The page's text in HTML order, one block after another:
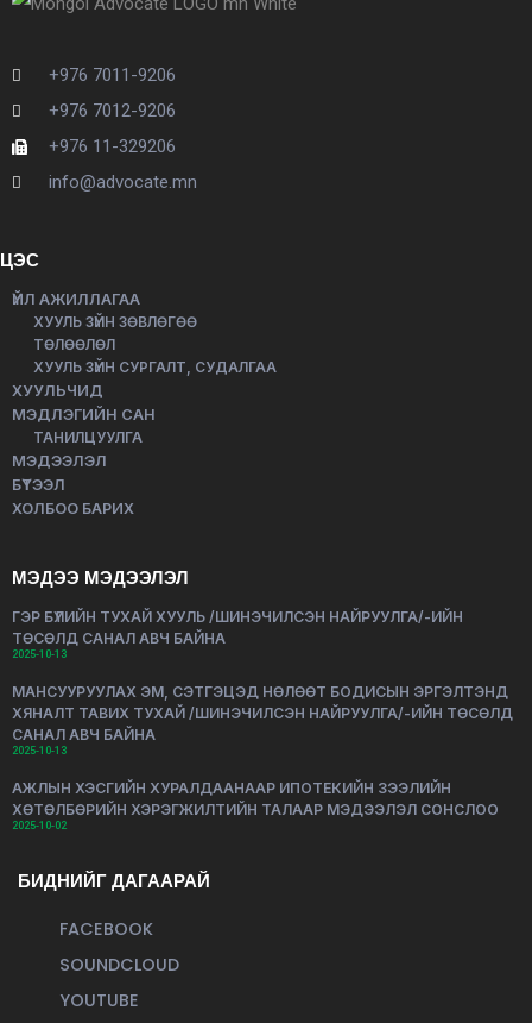
+976 7011-9206
+976 7012-9206
+976 11-329206
info@advocate.mn
ЦЭС
ҮЙЛ АЖИЛЛАГАА
ХУУЛЬ ЗҮЙН ЗӨВЛӨГӨӨ
ТӨЛӨӨЛӨЛ
ХУУЛЬ ЗҮЙН СУРГАЛТ, СУДАЛГАА
ХУУЛЬЧИД
МЭДЛЭГИЙН САН
ТАНИЛЦУУЛГА
МЭДЭЭЛЭЛ
БҮТЭЭЛ
ХОЛБОО БАРИХ
МЭДЭЭ МЭДЭЭЛЭЛ
ГЭР БҮЛИЙН ТУХАЙ ХУУЛЬ /ШИНЭЧИЛСЭН НАЙРУУЛГА/-ИЙН
ТӨСӨЛД САНАЛ АВЧ БАЙНА
2025-10-13
МАНСУУРУУЛАХ ЭМ, СЭТГЭЦЭД НӨЛӨӨТ БОДИСЫН ЭРГЭЛТЭНД
ХЯНАЛТ ТАВИХ ТУХАЙ /ШИНЭЧИЛСЭН НАЙРУУЛГА/-ИЙН ТӨСӨЛД
САНАЛ АВЧ БАЙНА
2025-10-13
АЖЛЫН ХЭСГИЙН ХУРАЛДААНААР ИПОТЕКИЙН ЗЭЭЛИЙН
ХӨТӨЛБӨРИЙН ХЭРЭГЖИЛТИЙН ТАЛААР МЭДЭЭЛЭЛ СОНСЛОО
2025-10-02
БИДНИЙГ ДАГААРАЙ
FACEBOOK
SOUNDCLOUD
YOUTUBE